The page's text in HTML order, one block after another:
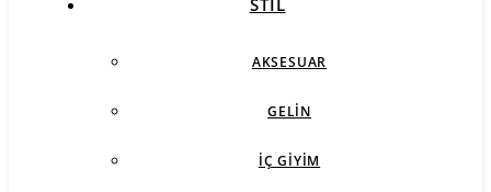
STIL
AKSESUAR
GELIN
İÇ GIYIM